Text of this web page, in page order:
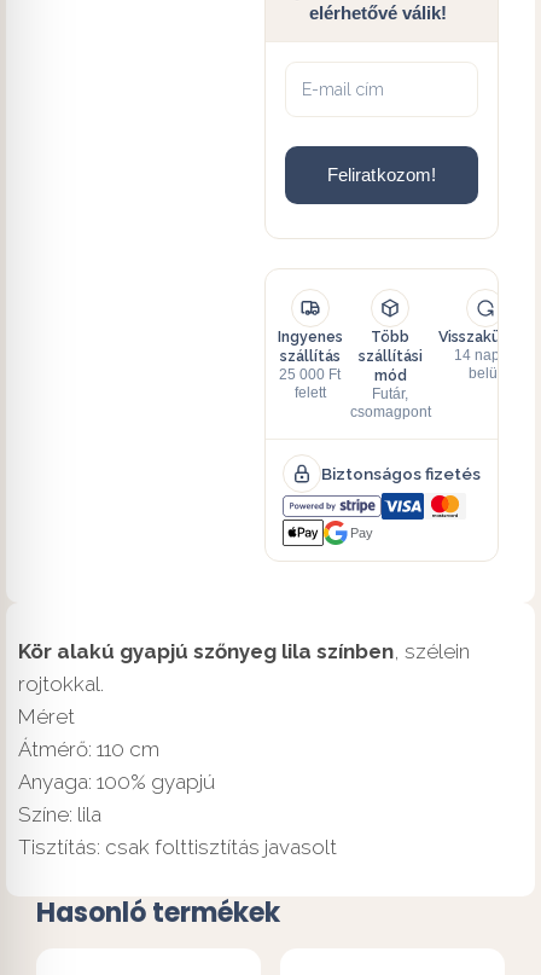
elérhetővé válik!
Feliratkozom!
Ingyenes
szállítás
25 000 Ft
felett
Több
szállítási
mód
Futár,
csomagpont
Visszaküldés
14 napon
belül
Biztonságos fizetés
Pay
Kör alakú gyapjú szőnyeg lila színben, szélein
rojtokkal.
Méret
Átmérő: 110 cm
Anyaga: 100% gyapjú
Színe: lila
Tisztítás: csak folttisztítás javasolt
Hasonló termékek